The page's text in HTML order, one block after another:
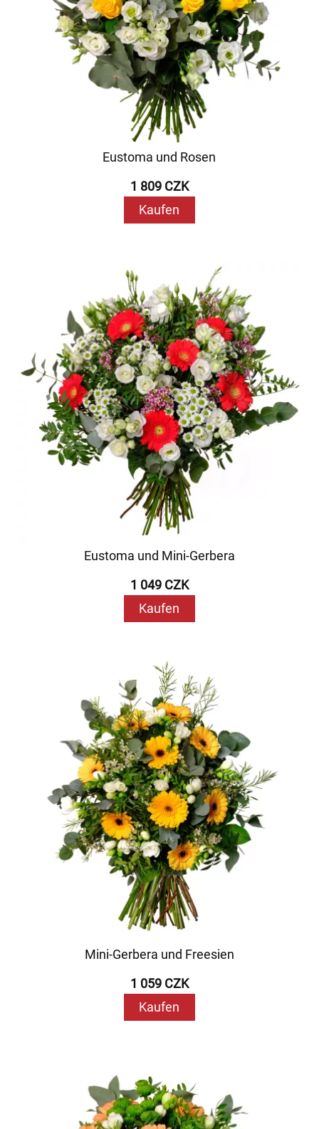
Eustoma und Rosen
1 809 CZK
Kaufen
Eustoma und Mini-Gerbera
1 049 CZK
Kaufen
Mini-Gerbera und Freesien
1 059 CZK
Kaufen